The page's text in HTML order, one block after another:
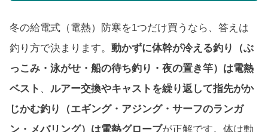
冬の給電式（電熱）防寒を1つだけ買うなら、答えは
釣り方で決まります。 動かずに体幹が冷える釣り（ぶ
っこみ・泳がせ・船の待ち釣り・夜の置き竿）は電熱
ベスト 、 ルアー交換やキャストを繰り返して指先がか
じかむ釣り（エギング・アジング・サーフのランガ
ン・メバリング）は電熱グローブが正解です。体は動